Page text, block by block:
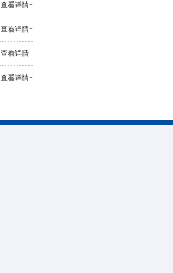
查看详情+
查看详情+
查看详情+
查看详情+